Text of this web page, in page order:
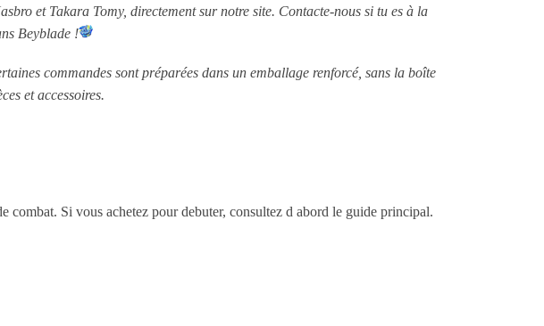
et Takara Tomy, directement sur notre site. Contacte-nous si tu es à la
Beyblade !
commandes sont préparées dans un emballage renforcé, sans la boîte
et accessoires.
Si vous achetez pour debuter, consultez d abord le guide principal.